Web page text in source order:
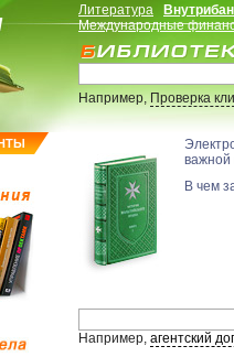
Литература
Международные
Например,Проверка
В чем
Например, агентский